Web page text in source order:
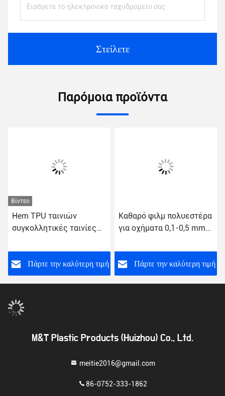
Στείλετε
Παρόμοια προϊόντα
Βίντεο
Hem TPU ταινιών
συγκολλητικές ταινίες
θερμότητας και δεσμών
καυτές για την άνευ
ραφής τσάντα καμβά
Πάρτε την καλύτερη τιμή
Καθαρό φιλμ πολυεστέρα
για οχήματα 0,1-0,5 mm
Πάρτε την καλύτερη τιμή
M&T Plastic Products (Huizhou) Co., Ltd.
meitie2016@gmail.com
86-0752-333-1862